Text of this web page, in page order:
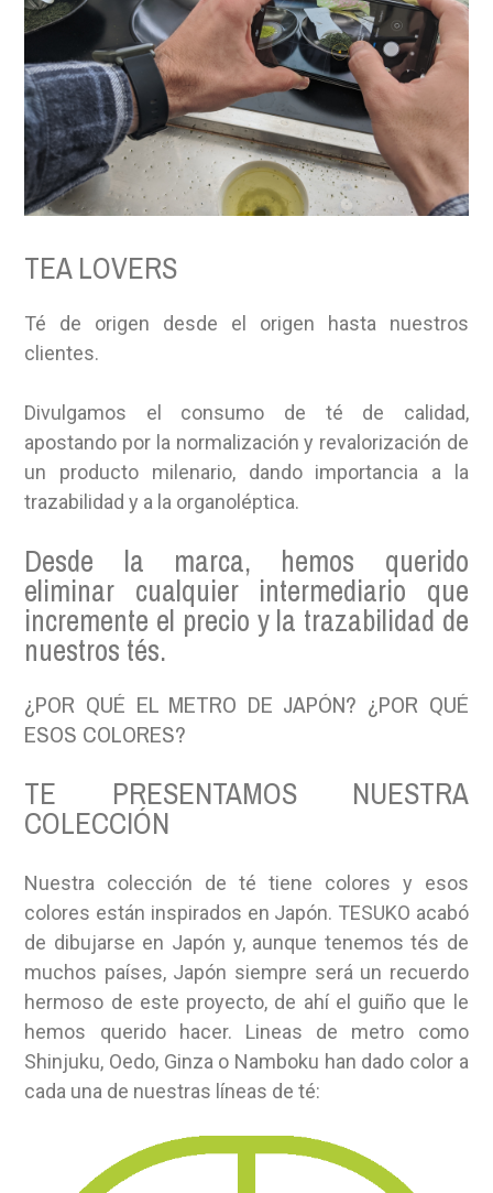
TEA LOVERS
Té de origen desde el origen hasta nuestros
clientes.
Divulgamos el consumo de té de calidad,
apostando por la normalización y revalorización de
un producto milenario, dando importancia a la
trazabilidad y a la organoléptica.
Desde la marca, hemos querido
eliminar cualquier intermediario que
incremente el precio y la trazabilidad de
nuestros tés.
¿POR QUÉ EL METRO DE JAPÓN? ¿POR QUÉ
ESOS COLORES?
TE PRESENTAMOS NUESTRA
COLECCIÓN
Nuestra colección de té tiene colores y esos
colores están inspirados en Japón. TESUKO acabó
de dibujarse en Japón y, aunque tenemos tés de
muchos países, Japón siempre será un recuerdo
hermoso de este proyecto, de ahí el guiño que le
hemos querido hacer. Lineas de metro como
Shinjuku, Oedo, Ginza o Namboku han dado color a
cada una de nuestras líneas de té: